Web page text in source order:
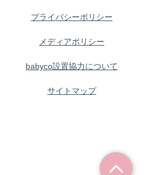
プライバシーポリシー
メディアポリシー
babyco設置協力について
サイトマップ